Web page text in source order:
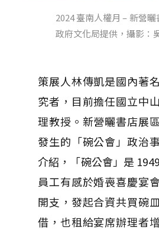
2024 臺南人權月 – 新營
政府文化局提供，攝影：
策展人林傳凱是國內著
究者，目前擔任國立中
理教授。新營曬書店展
發生的「碗公會」政治
介紹，「碗公會」是
員工有感於婚喪喜慶宴
開支，發起合資共買碗
借，也租給宴席辦理者